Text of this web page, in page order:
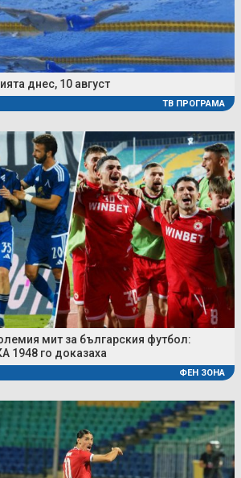
днес, 10 август
ТВ ПРОГРАМА
мит за българския футбол:
1948 го доказаха
ФЕН ЗОНА